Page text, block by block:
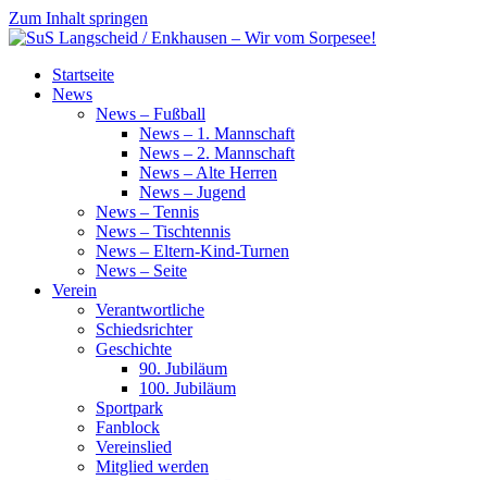
Zum Inhalt springen
SuS
Langscheid
Startseite
News
News – Fußball
News – 1. Mannschaft
News – 2. Mannschaft
News – Alte Herren
News – Jugend
News – Tennis
News – Tischtennis
News – Eltern-Kind-Turnen
News – Seite
Verein
Verantwortliche
Schiedsrichter
Geschichte
90. Jubiläum
100. Jubiläum
Sportpark
Fanblock
Vereinslied
Mitglied werden